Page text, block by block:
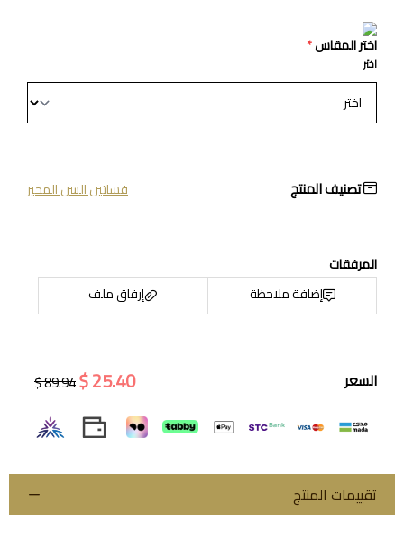
اختر المقاس*
اختر
تصنيف المنتج فساتين السن المحير
المرفقات
إضافة ملاحظة
إرفاق ملف
اسحب و افلت الملف هنا
السعر 25.40 $
89.94 $
تقييمات المنتج